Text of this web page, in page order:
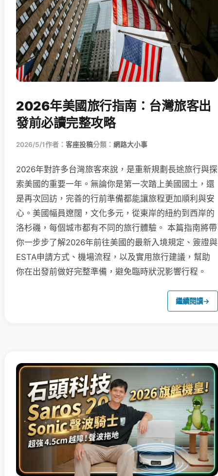
2026年美國旅行指南：台灣旅客出
發前必讀完整攻略
2026/5/1作者： 客座投稿分類： 網路大小事
2026年對許多台灣旅客來說，是重新規劃長途旅行與探
索美國的重要一年。無論你是第一次踏上美國國土，還
是再次回訪，完善的行前準備都能讓旅程更加順利與安
心。美國幅員遼闊，文化多元，從東岸的紐約到西岸的
洛杉磯，每個城市都有不同的旅行體驗。 本篇指南將帶
你一步步了解2026年前往美國的最新入境規定、簽證與
ESTA申請方式、機場流程，以及實用旅行建議，幫助
你在出發前做好完整準備，避免臨時狀況影響行程。
繼續閱讀→